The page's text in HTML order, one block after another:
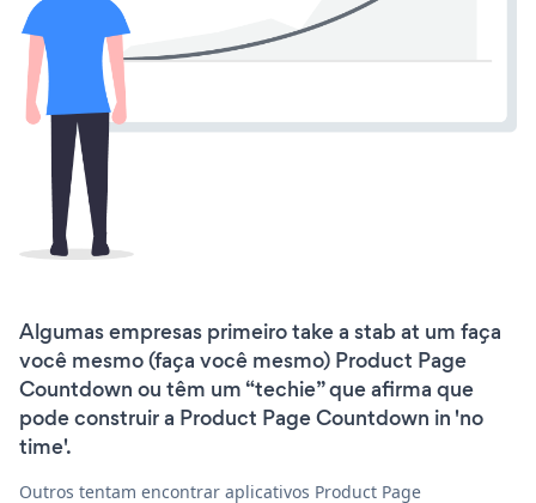
Algumas empresas primeiro take a stab at um faça
você mesmo (faça você mesmo) Product Page
Countdown ou têm um “techie” que afirma que
pode construir a Product Page Countdown in 'no
time'.
Outros tentam encontrar aplicativos Product Page